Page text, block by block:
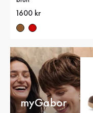
Nytt pris
1600 kr
myGabor